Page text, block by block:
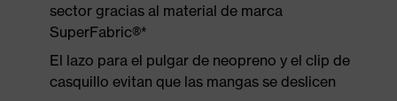
sector gracias al material de marca
SuperFabric®*
El lazo para el pulgar de neopreno y el clip de
casquillo evitan que las mangas se deslicen